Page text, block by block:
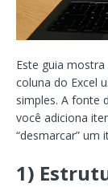
Este guia
coluna do Excel
simples. A fonte
você adiciona
“desmarcar” um
1)